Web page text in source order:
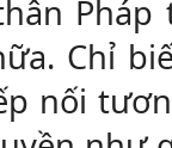
Pháp
Chỉ
nối